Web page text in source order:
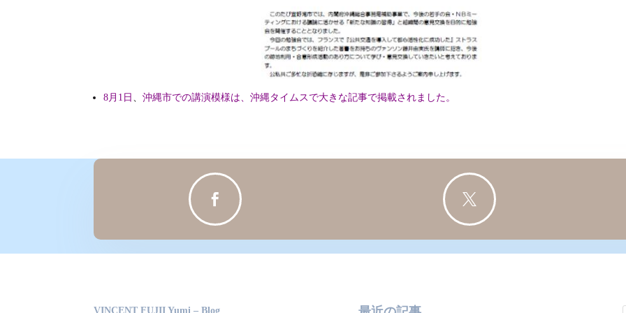
8月1日 、沖縄市での講演模様は、沖縄タイムスで大きな記事で掲載されました。
 
VINCENT FUJII Yumi – Blog